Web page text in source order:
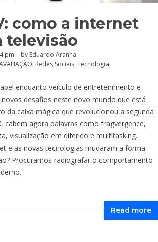
como a internet
televisão
pm by Eduardo Aranha
, Redes Sociais, Tecnologia
enquanto veículo de entretenimento e
desafios neste novo mundo que está
da caixa mágica que revolucionou a segunda
cabem agora palavras como fragvergence,
visualização em diferido e multitasking.
e as novas tecnologias mudaram a forma
Procuramos radiografar o comportamento
Read more